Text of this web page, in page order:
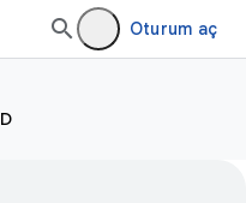
Oturum aç